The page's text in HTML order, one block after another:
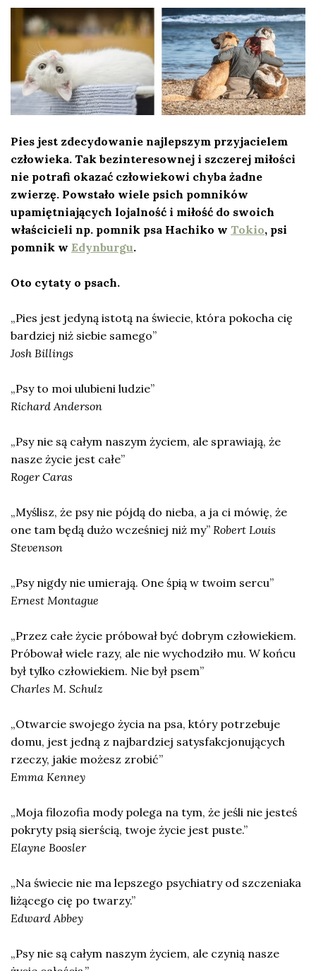
Pies jest zdecydowanie najlepszym przyjacielem
człowieka. Tak bezinteresownej i szczerej miłości
nie potrafi okazać człowiekowi chyba żadne
zwierzę. Powstało wiele psich pomników
upamiętniających lojalność i miłość do swoich
właścicieli np. pomnik psa Hachiko w Tokio, psi
pomnik w Edynburgu.
Oto cytaty o psach.
„Pies jest jedyną istotą na świecie, która pokocha cię
bardziej niż siebie samego”
Josh Billings
„Psy to moi ulubieni ludzie”
Richard Anderson
„Psy nie są całym naszym życiem, ale sprawiają, że
nasze życie jest całe”
Roger Caras
„Myślisz, że psy nie pójdą do nieba, a ja ci mówię, że
one tam będą dużo wcześniej niż my” Robert Louis
Stevenson
„Psy nigdy nie umierają. One śpią w twoim sercu”
Ernest Montague
„Przez całe życie próbował być dobrym człowiekiem.
Próbował wiele razy, ale nie wychodziło mu. W końcu
był tylko człowiekiem. Nie był psem”
Charles M. Schulz
„Otwarcie swojego życia na psa, który potrzebuje
domu, jest jedną z najbardziej satysfakcjonujących
rzeczy, jakie możesz zrobić”
Emma Kenney
„Moja filozofia mody polega na tym, że jeśli nie jesteś
pokryty psią sierścią, twoje życie jest puste.”
Elayne Boosler
„Na świecie nie ma lepszego psychiatry od szczeniaka
liżącego cię po twarzy.”
Edward Abbey
„Psy nie są całym naszym życiem, ale czynią nasze